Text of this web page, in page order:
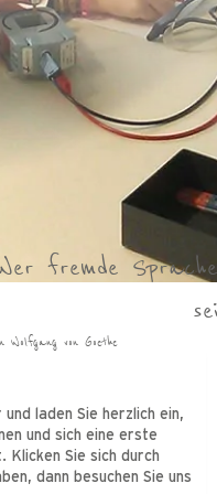
welche Zauber
Dich nicht
frech und wild
fremde
Wolfgang von Goethe
they go low,
Obama
should never
dem
Wilhelm Raiffeisen
Buch lesen –
Duras
Grunde sind es
die dem
von Humboldt
zu finden,
ist wohl das
Ein Kind braucht
Dreikurs
welche Zauber
Dich nicht
frech und wild
laden Sie herzlich ein,
und sich eine erste
Sie sich durch
dann besuchen Sie uns